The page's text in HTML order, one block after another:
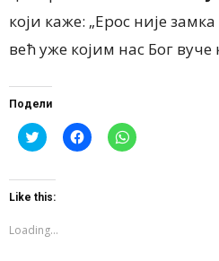
који каже: „Ерос није
већ уже којим нас Бог вуче
Подели
Click
to
Twitter
(Opens
in
window)
Click
to
Click
to
Like this:
Loading...